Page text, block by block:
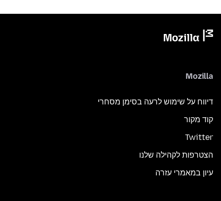
Mozilla
דיווח על שימוש לרעה בסימן מסחרי
קוד מקור
Twitter
הצטרפות לקהילה שלנו
עיון במאמרי עזרה